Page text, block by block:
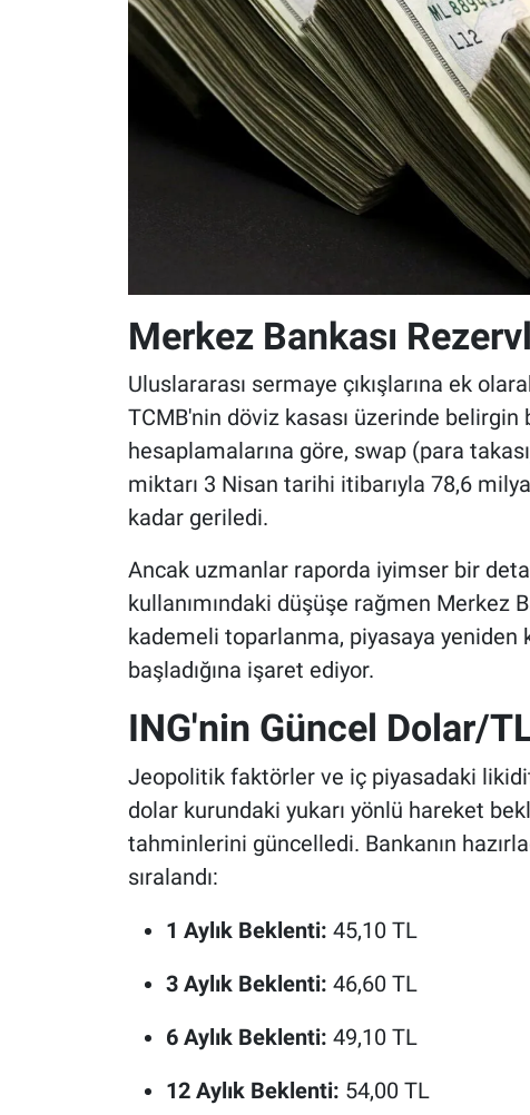
Merkez Bankası
Uluslararası sermaye çıkışlarına ek
TCMB'nin döviz kasası üzerinde belirgin
hesaplamalarına göre, swap (para
miktarı 3 Nisan tarihi itibarıyla 78,6
kadar geriledi.
Ancak uzmanlar raporda iyimser bir
kullanımındaki düşüşe rağmen Merkez
kademeli toparlanma, piyasaya yeniden
başladığına işaret ediyor.
ING'nin Güncel Dolar/
Jeopolitik faktörler ve iç piyasadaki
dolar kurundaki yukarı yönlü hareket
tahminlerini güncelledi. Bankanın
sıralandı:
1 Aylık Beklenti: 45,10 TL
3 Aylık Beklenti: 46,60 TL
6 Aylık Beklenti: 49,10 TL
12 Aylık Beklenti: 54,00 TL